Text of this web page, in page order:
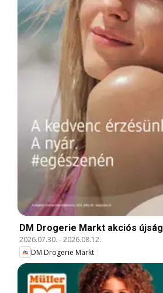
DM Drogerie Markt akciós újság
2026.07.30. -2026.08.12.
DM Drogerie Markt